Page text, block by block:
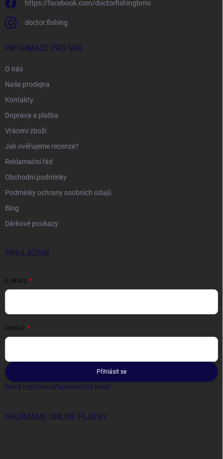
https://facebook.com/doctorfishingbrno
doctor.fishing
INFORMACE PRO VÁS
O nás
Naše prodejna
Kontakty
Doprava a platba
Vrácení zboží
Jak ověřujeme recenze?
Reklamační řád
Obchodní podmínky
Podmínky ochrany osobních údajů
Blog
Dárkové poukazy
PŘIHLÁŠENÍ
E-MAIL
HESLO
Přihlásit se
Nová registraceZapomenuté heslo
PŘIJÍMÁME ONLINE PLATBY